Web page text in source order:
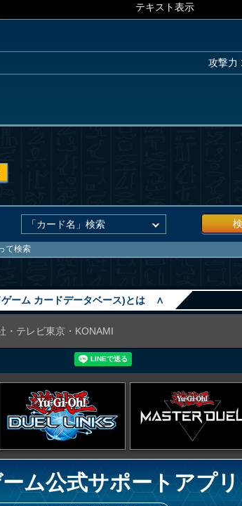
テキスト表示
攻撃力
て検索
ーム カードデータベース)とは ∧
・テレビ東京・KONAMI
ム公式サポートアプリ